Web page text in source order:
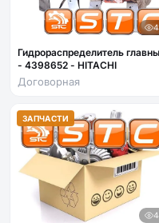
Гидрораспределитель
- 4398652 - HITACHI
Договорная
ЗАПЧАСТИ